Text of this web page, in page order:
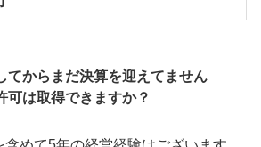
てからまだ決算を迎えてません
可は取得できますか？